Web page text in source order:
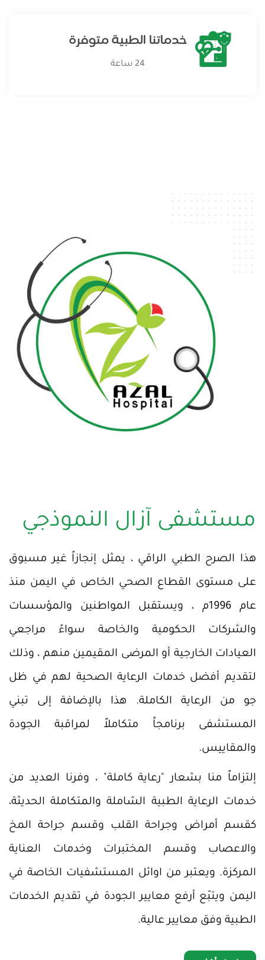
خدماتنا الطبية متوفرة
24 ساعة
مستشفى آزال النموذجي
هذا الصرح الطبي الراقي ، يمثل إنجازاً غير مسبوق
على مستوى القطاع الصحي الخاص في اليمن منذ
عام 1996م ، ويستقبل المواطنين والمؤسسات
والشركات الحكومية والخاصة سواءً مراجعي
العيادات الخارجية أو المرضى المقيمين منهم ، وذلك
لتقديم أفضل خدمات الرعاية الصحية لهم في ظل
جو من الرعاية الكاملة. هذا بالإضافة إلى تبني
المستشفى برنامجاً متكاملاً لمراقبة الجودة
والمقاييس.
إلتزاماً منا بشعار "رعاية كاملة" ، وفرنا العديد من
خدمات الرعاية الطبية الشاملة والمتكاملة الحديثة،
كقسم أمراض وجراحة القلب وقسم جراحة المخ
والاعصاب وقسم المختبرات وخدمات العناية
المركزة. ويعتبر من اوائل المستشفيات الخاصة في
اليمن ويتبّع أرفع معايير الجودة في تقديم الخدمات
الطبية وفق معايير عالية.